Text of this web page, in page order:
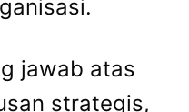
jawab atas
strategis,